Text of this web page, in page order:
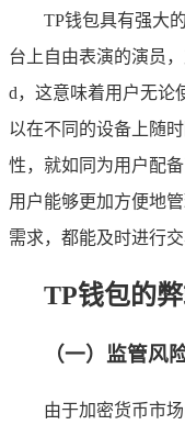
TP钱包具有强大
台上自由表演的演员
d，这意味着用户无论
以在不同的设备上随
性，就如同为用户配
用户能够更加方便地
需求，都能及时进行交
TP钱包的
（一）监管风
由于加密货币市